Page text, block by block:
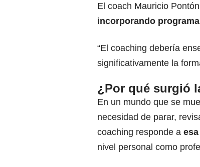
El coach Mauricio
incorporando
“El coaching debería
significativamente la
¿Por qué surgió
En un mundo que se
necesidad de parar,
coaching responde a
nivel personal como